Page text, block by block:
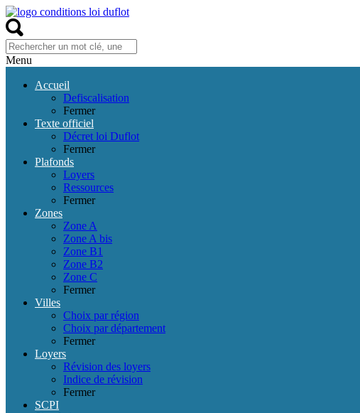
Menu
Accueil
Defiscalisation
Fermer
Texte officiel
Décret loi Duflot
Fermer
Plafonds
Loyers
Ressources
Fermer
Zones
Zone A
Zone A bis
Zone B1
Zone B2
Zone C
Fermer
Villes
Choix par région
Choix par département
Fermer
Loyers
Révision des loyers
Indice de révision
Fermer
SCPI